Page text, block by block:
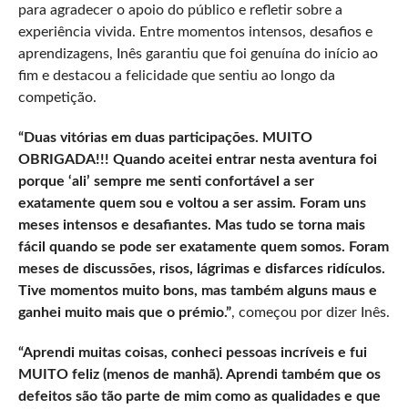
para agradecer o apoio do público e refletir sobre a
experiência vivida. Entre momentos intensos, desafios e
aprendizagens, Inês garantiu que foi genuína do início ao
fim e destacou a felicidade que sentiu ao longo da
competição.
“Duas vitórias em duas participações. MUITO
OBRIGADA!!! Quando aceitei entrar nesta aventura foi
porque ‘ali’ sempre me senti confortável a ser
exatamente quem sou e voltou a ser assim. Foram uns
meses intensos e desafiantes. Mas tudo se torna mais
fácil quando se pode ser exatamente quem somos. Foram
meses de discussões, risos, lágrimas e disfarces ridículos.
Tive momentos muito bons, mas também alguns maus e
ganhei muito mais que o prémio.”, começou por dizer Inês.
“Aprendi muitas coisas, conheci pessoas incríveis e fui
MUITO feliz (menos de manhã). Aprendi também que os
defeitos são tão parte de mim como as qualidades e que